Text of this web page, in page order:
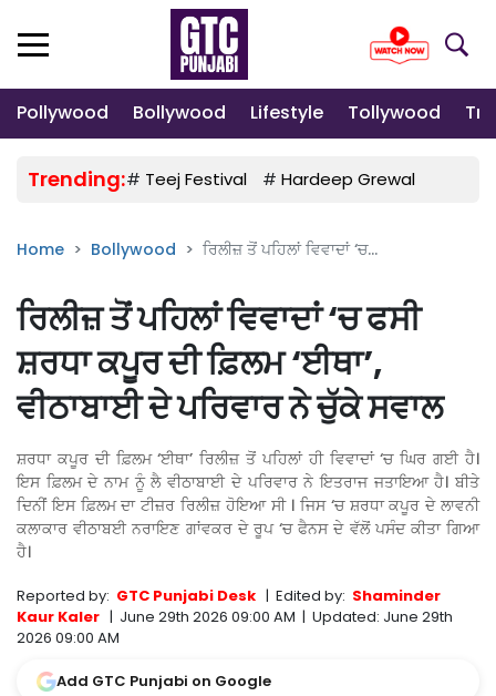
Pollywood Bollywood Lifestyle Tollywood
Trending:# Teej Festival # Hardeep Grewal
Home Bollywood ਰਿਲੀਜ਼ ਤੋਂ ਪਹਿਲਾਂ ਵਿਵਾਦਾਂ ‘ਚ...
ਰਿਲੀਜ਼ ਤੋਂ ਪਹਿਲਾਂ ਵਿਵਾਦਾਂ ‘ਚ ਫਸੀ
ਸ਼ਰਧਾ ਕਪੂਰ ਦੀ ਫ਼ਿਲਮ ‘ਈਥਾ’,
ਵੀਠਾਬਾਈ ਦੇ ਪਰਿਵਾਰ ਨੇ ਚੁੱਕੇ ਸਵਾਲ
ਸ਼ਰਧਾ ਕਪੂਰ ਦੀ ਫ਼ਿਲਮ ‘ਈਥਾ’ ਰਿਲੀਜ਼ ਤੋਂ ਪਹਿਲਾਂ ਹੀ ਵਿਵਾਦਾਂ ‘ਚ ਘਿਰ ਗਈ ਹੈ।
ਇਸ ਫ਼ਿਲਮ ਦੇ ਨਾਮ ਨੂੰ ਲੈ ਵੀਠਾਬਾਈ ਦੇ ਪਰਿਵਾਰ ਨੇ ਇਤਰਾਜ ਜਤਾਇਆ ਹੈ। ਬੀਤੇ
ਦਿਨੀਂ ਇਸ ਫ਼ਿਲਮ ਦਾ ਟੀਜ਼ਰ ਰਿਲੀਜ਼ ਹੋਇਆ ਸੀ । ਜਿਸ ‘ਚ ਸ਼ਰਧਾ ਕਪੂਰ ਦੇ ਲਾਵਨੀ
ਕਲਾਕਾਰ ਵੀਠਾਬਈ ਨਰਾਇਣ ਗਾਂਵਕਰ ਦੇ ਰੂਪ ‘ਚ ਫੈਨਸ ਦੇ ਵੱਲੋਂ ਪਸੰਦ ਕੀਤਾ ਗਿਆ
ਹੈ।
Reported by: GTC Punjabi Desk | Edited by: Shaminder
Kaur Kaler | June 29th 2026 09:00 AM | Updated: June 29th
2026 09:00 AM
Add GTC Punjabi on Google